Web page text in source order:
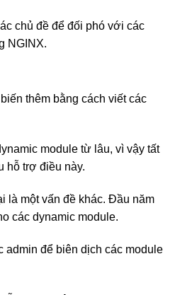
chủ đề để đối phó với các
NGINX.
thêm bằng cách viết các
module từ lâu, vì vậy tất
hỗ trợ điều này.
là một vấn đề khác. Đầu năm
các dynamic module.
admin để biên dịch các module